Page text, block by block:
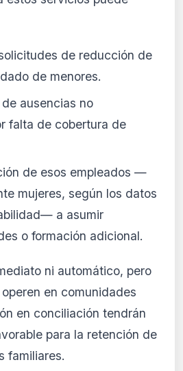
de reducción de
de menores.
ausencias no
falta de cobertura de
de esos empleados —
mujeres, según los datos
a asumir
o formación adicional.
ni automático, pero
en comunidades
en conciliación tendrán
para la retención de
familiares.